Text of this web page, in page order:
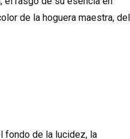
de la hoguera maestra, del
fondo de la lucidez, la